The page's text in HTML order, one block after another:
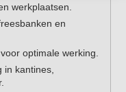
werkplaatsen.
en
optimale werking.
in kantines,